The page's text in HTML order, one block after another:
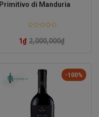
Primitivo di Manduria
0
out
2,000,000₫
1₫
-100%